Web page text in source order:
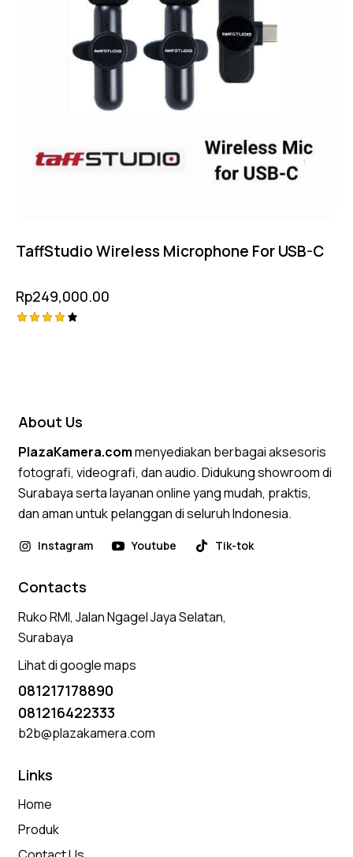
TaffStudio Wireless Microphone For USB-C
Rp249,000.00
About Us
PlazaKamera.commenyediakan berbagai aksesoris
fotografi, videografi, dan audio. Didukung showroom di
Surabaya serta layanan online yang mudah, praktis,
dan aman untuk pelanggan di seluruh Indonesia.
Instagram Youtube Tik-tok
Contacts
Ruko RMI, Jalan Ngagel Jaya Selatan,
Surabaya
Lihat di google maps
081217178890
081216422333
b2b@plazakamera.com
Links
Home
Produk